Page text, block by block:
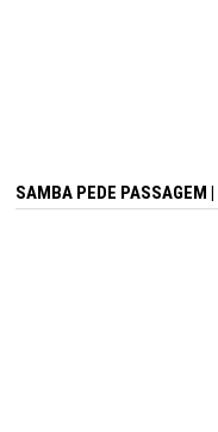
SAMBA PEDE PASSAGEM